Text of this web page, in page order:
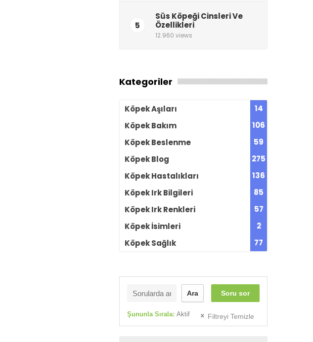
5
Süs Köpeği Cinsleri Ve
Özellikleri
12.960 views
Kategoriler
Köpek Aşıları
14
Köpek Bakım
106
Köpek Beslenme
59
Köpek Blog
275
Köpek Hastalıkları
136
Köpek Irk Bilgileri
85
Köpek Irk Renkleri
57
Köpek İsimleri
2
Köpek Sağlık
77
Soru sor
Ara
Şununla Sırala: Aktif Filtreyi Temizle